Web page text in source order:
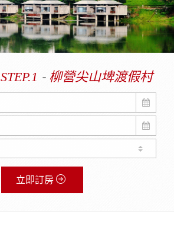
STEP.1 - 柳營尖山埤渡假村
立即訂房